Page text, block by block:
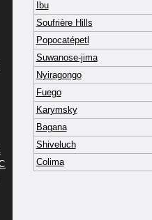
Ibu
Soufrière Hills
Popocatépetl
Suwanose-jima
Nyiragongo
Fuego
Karymsky
Bagana
Shiveluch
Colima